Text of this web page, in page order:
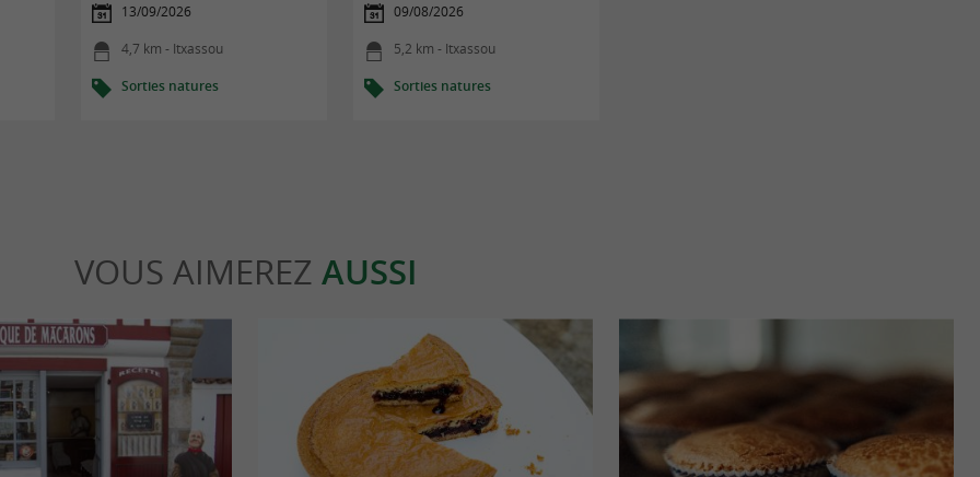
13/09/2026
4,7 km - Itxassou
Sorties natures
09/08/2026
5,2 km - Itxassou
Sorties natures
VOUS AIMEREZ AUSSI